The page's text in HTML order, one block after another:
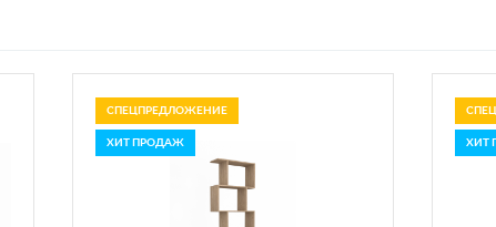
СПЕЦПРЕДЛОЖЕНИЕ
ХИТ ПРОДАЖ ХИТ